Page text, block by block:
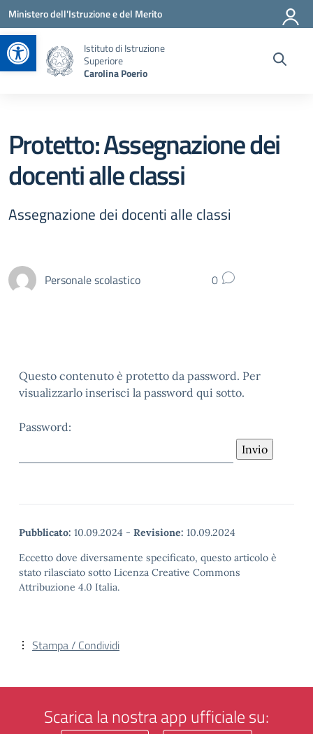
Apri la barra degli strumenti
Vai ai contenuti
Vai al menu di navigazione
Vai al footer
Ministero dell'Istruzione e del Merito
Istituto di Istruzione
Superiore
Carolina Poerio
Protetto: Assegnazione dei
docenti alle classi
Assegnazione dei docenti alle classi
Personale scolastico 0
Questo contenuto è protetto da password. Per
visualizzarlo inserisci la password qui sotto.
Password:
Pubblicato: 10.09.2024 - Revisione: 10.09.2024
Eccetto dove diversamente specificato, questo articolo è
stato rilasciato sotto Licenza Creative Commons
Attribuzione 4.0 Italia.
Stampa / Condividi
Scarica la nostra app ufficiale su: